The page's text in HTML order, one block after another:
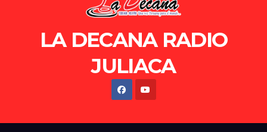
LA DECANA RADIO
JULIACA